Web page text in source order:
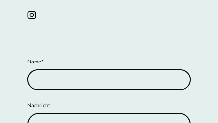
Name*
Nachricht